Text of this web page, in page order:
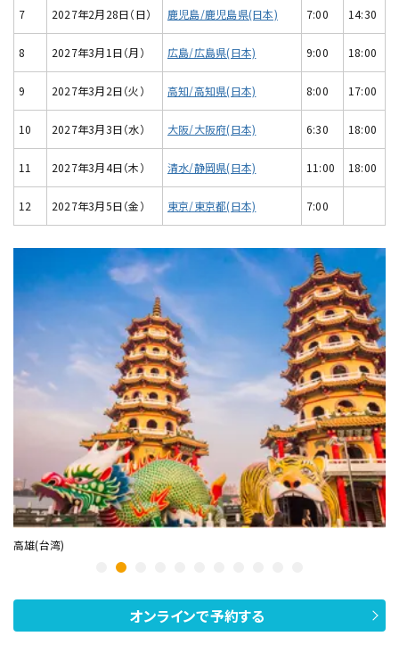
7 2027年2月28日（日） 鹿児島/鹿児島県(日本) 7:00 14:30
8 2027年3月1日（月） 広島/広島県(日本) 9:00 18:00
9 2027年3月2日（火） 高知/高知県(日本) 8:00 17:00
10 2027年3月3日（水） 大阪/大阪府(日本) 6:30 18:00
11 2027年3月4日（木） 清水/静岡県(日本) 11:00 18:00
12 2027年3月5日（金） 東京/東京都(日本) 7:00
基隆/台北(台湾)
オンラインで予約する